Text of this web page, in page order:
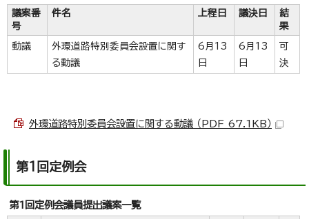
議案番
号
件名 上程日 議決日
結
果
動議
外環道路特別委員会設置に関す
る動議
6月13
日
6月13
日
可
決
外環道路特別委員会設置に関する動議 （PDF 67.1KB）
第1回定例会
第1回定例会議員提出議案一覧